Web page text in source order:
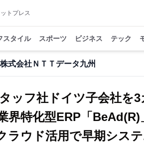
トプレス
スタイル スポーツ ビジネス テック
式会社ＮＴＴデータ九州
ッフ社ドイツ子会社を
界特化型ERP「
ラウド活用で早期シス